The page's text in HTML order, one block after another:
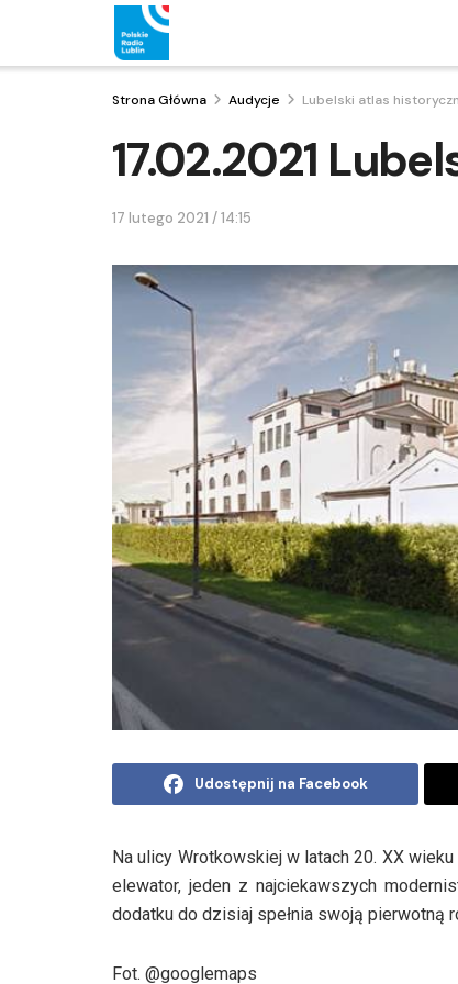
Strona Główna Audycje Lubelski atlas
17.02.2021
17 lutego 2021 / 14:15
Udostępnij na Facebook
Na ulicy Wrotkowskiej w latach 20. XX
elewator, jeden z najciekawszych
dodatku do dzisiaj spełnia swoją pierwotną
Fot. @googlemaps